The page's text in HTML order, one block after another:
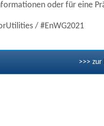
oder für eine
/ #EnWG2021
>>>